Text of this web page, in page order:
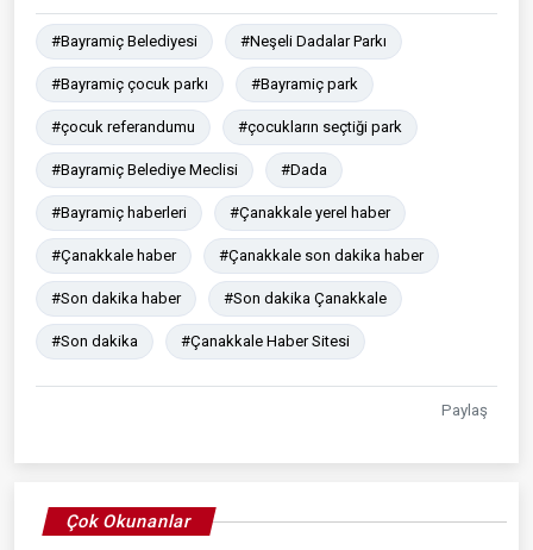
#Bayramiç Belediyesi #Neşeli Dadalar Parkı
#Bayramiç çocuk parkı #Bayramiç park
#çocuk referandumu #çocukların seçtiği park
#Bayramiç Belediye Meclisi #Dada
#Bayramiç haberleri #Çanakkale yerel haber
#Çanakkale haber #Çanakkale son dakika haber
#Son dakika haber #Son dakika Çanakkale
#Son dakika #Çanakkale Haber Sitesi
Paylaş
Çok Okunanlar